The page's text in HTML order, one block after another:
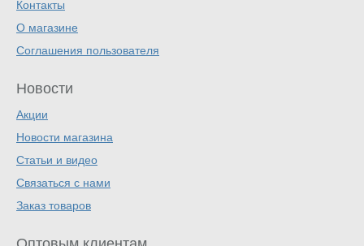
Контакты
О магазине
Соглашения пользователя
Новости
Акции
Новости магазина
Статьи и видео
Связаться с нами
Заказ товаров